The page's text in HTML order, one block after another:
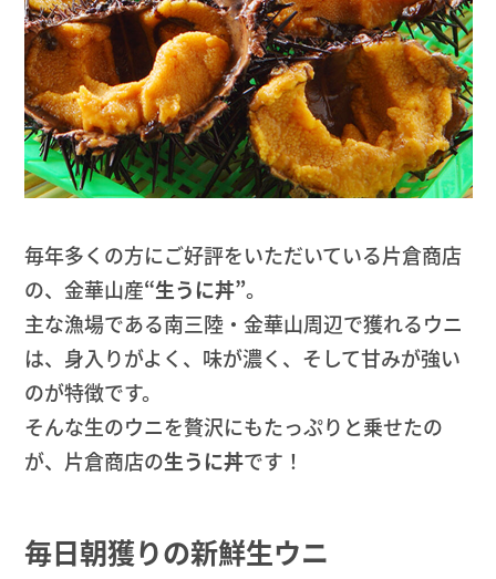
毎年多くの方にご好評をいただいている片倉商店
の、金華山産“生うに丼”。
主な漁場である南三陸・金華山周辺で獲れるウニ
は、身入りがよく、味が濃く、そして甘みが強い
のが特徴です。
そんな生のウニを贅沢にもたっぷりと乗せたの
が、片倉商店の生うに丼です！
毎日朝獲りの新鮮生ウニ